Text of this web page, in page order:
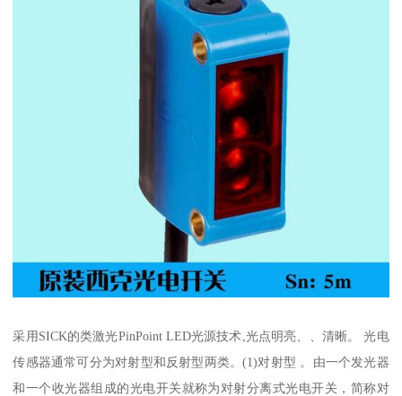
采用SICK的类激光PinPoint LED光源技术,光点明亮、、清晰。 光电
传感器通常可分为对射型和反射型两类。(1)对射型 。由一个发光器
和一个收光器组成的光电开关就称为对射分离式光电开关，简称对